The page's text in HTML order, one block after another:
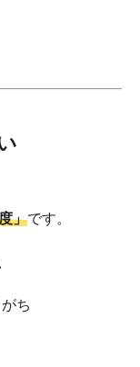
」です。
ち